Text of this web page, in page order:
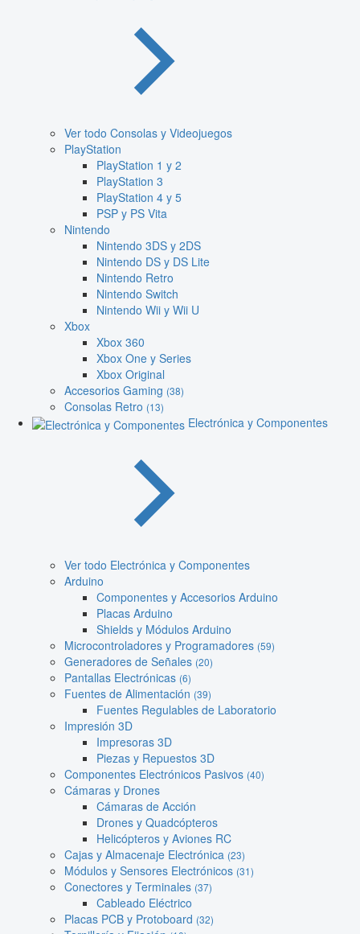
Ver todo Consolas y Videojuegos
PlayStation
PlayStation 1 y 2
PlayStation 3
PlayStation 4 y 5
PSP y PS Vita
Nintendo
Nintendo 3DS y 2DS
Nintendo DS y DS Lite
Nintendo Retro
Nintendo Switch
Nintendo Wii y Wii U
Xbox
Xbox 360
Xbox One y Series
Xbox Original
Accesorios Gaming (38)
Consolas Retro (13)
Electrónica y Componentes
Ver todo Electrónica y Componentes
Arduino
Componentes y Accesorios Arduino
Placas Arduino
Shields y Módulos Arduino
Microcontroladores y Programadores (59)
Generadores de Señales (20)
Pantallas Electrónicas (6)
Fuentes de Alimentación (39)
Fuentes Regulables de Laboratorio
Impresión 3D
Impresoras 3D
Piezas y Repuestos 3D
Componentes Electrónicos Pasivos (40)
Cámaras y Drones
Cámaras de Acción
Drones y Quadcópteros
Helicópteros y Aviones RC
Cajas y Almacenaje Electrónica (23)
Módulos y Sensores Electrónicos (31)
Conectores y Terminales (37)
Cableado Eléctrico
Placas PCB y Protoboard (32)